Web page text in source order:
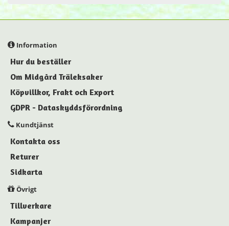
Information
Hur du beställer
Om Midgård Träleksaker
Köpvillkor, Frakt och Export
GDPR - Dataskyddsförordning
Kundtjänst
Kontakta oss
Returer
Sidkarta
Övrigt
Tillverkare
Kampanjer